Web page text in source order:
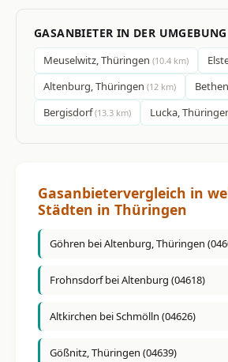
GASANBIETER IN DER UMGEBUNG
Meuselwitz, Thüringen (10.4 km)
Altenburg, Thüringen (12 km)
Bergisdorf(13.3 km) Lucka,
Gasanbietervergleich in
Städten in Thüringen
Göhren bei Altenburg, Thüringen
Frohnsdorf bei Altenburg (04618)
Altkirchen bei Schmölln (04626)
Gößnitz, Thüringen (04639)